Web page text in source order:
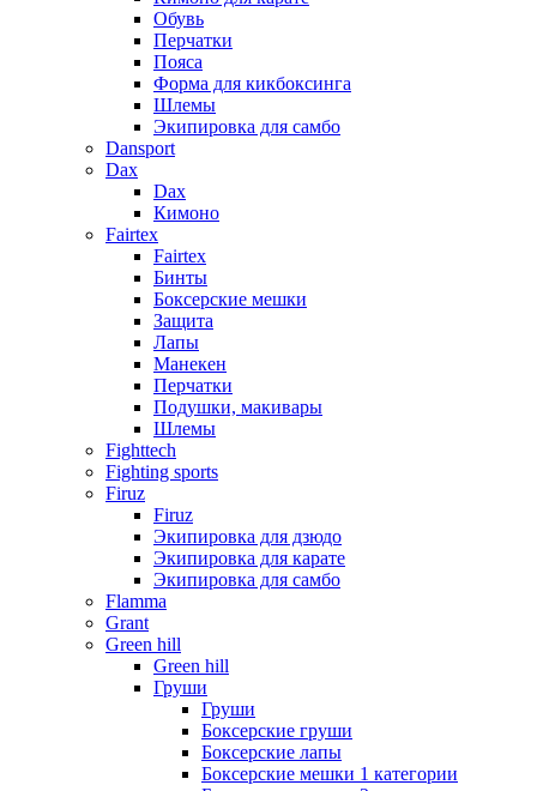
Обувь
Перчатки
Пояса
Форма для кикбоксинга
Шлемы
Экипировка для самбо
Dansport
Dax
Dax
Кимоно
Fairtex
Fairtex
Бинты
Боксерские мешки
Защита
Лапы
Манекен
Перчатки
Подушки, макивары
Шлемы
Fighttech
Fighting sports
Firuz
Firuz
Экипировка для дзюдо
Экипировка для карате
Экипировка для самбо
Flamma
Grant
Green hill
Green hill
Груши
Груши
Боксерские груши
Боксерские лапы
Боксерские мешки 1 категории